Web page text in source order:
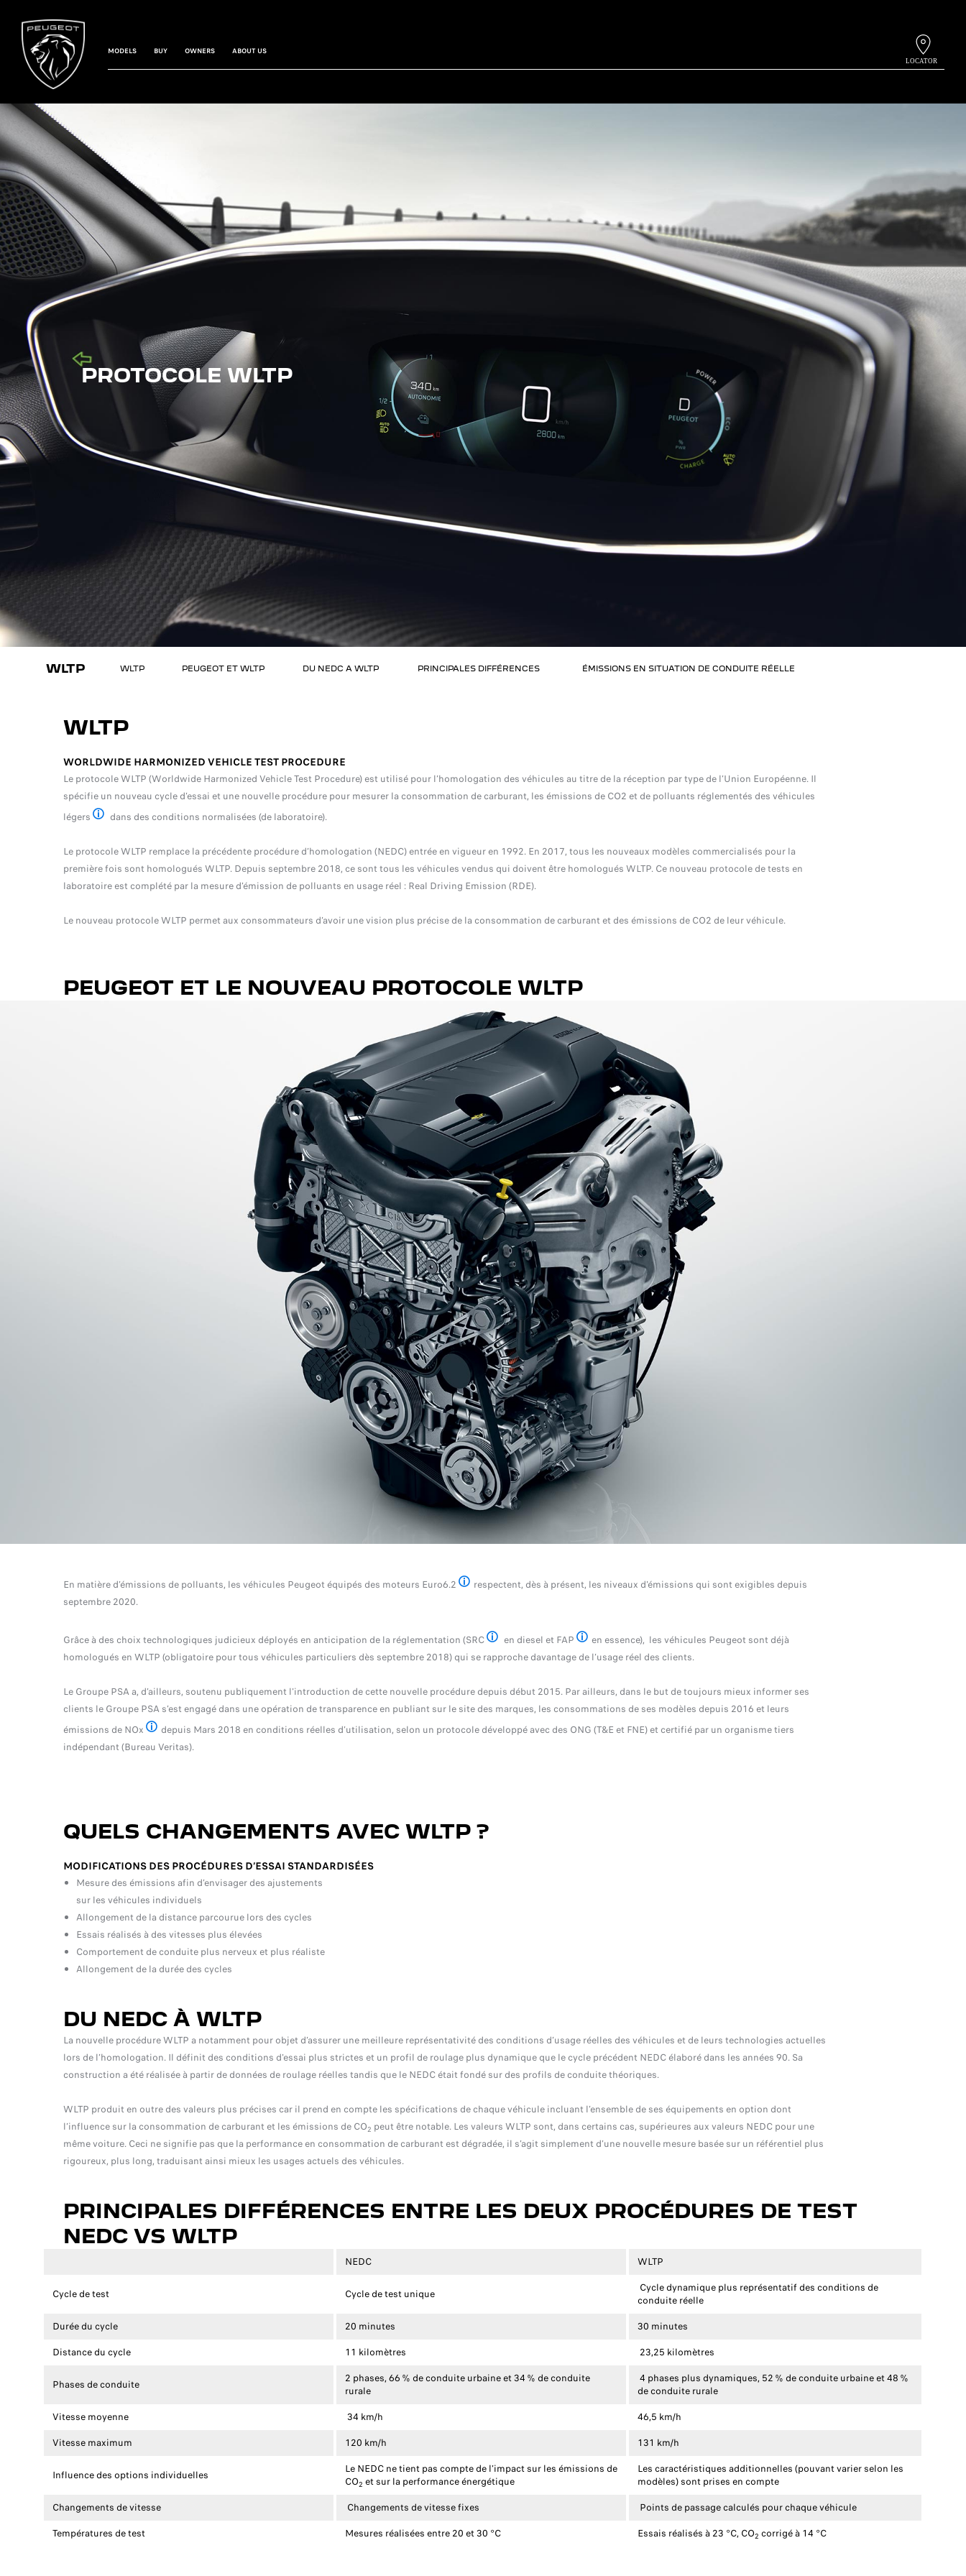
MODELS BUY OWNERS ABOUT US
PROTOCOLE WLTP
WLTP WLTP PEUGEOT ET WLTP DU NEDC A WLTP PRINCIPALES DIFFÉRENCES ÉMISSIONS EN SITUATION DE CONDUITE RÉELLE
WLTP
WORLDWIDE HARMONIZED VEHICLE TEST PROCEDURE
Le protocole WLTP (Worldwide Harmonized Vehicle Test Procedure) est utilisé pour l’homologation des véhicules au titre de la réception par type de l’Union Européenne. Il
spécifie un nouveau cycle d’essai et une nouvelle procédure pour mesurer la consommation de carburant, les émissions de CO2 et de polluants réglementés des véhicules
légers
dans des conditions normalisées (de laboratoire).
Le protocole WLTP remplace la précédente procédure d’homologation (NEDC) entrée en vigueur en 1992. En 2017, tous les nouveaux modèles commercialisés pour la
première fois sont homologués WLTP. Depuis septembre 2018, ce sont tous les véhicules vendus qui doivent être homologués WLTP. Ce nouveau protocole de tests en
laboratoire est complété par la mesure d'émission de polluants en usage réel : Real Driving Emission (RDE).
Le nouveau protocole WLTP permet aux consommateurs d’avoir une vision plus précise de la consommation de carburant et des émissions de CO2 de leur véhicule.
PEUGEOT ET LE NOUVEAU PROTOCOLE WLTP
En matière d’émissions de polluants, les véhicules Peugeot équipés des moteurs Euro6.2
respectent, dès à présent, les niveaux d'émissions qui sont exigibles depuis
septembre 2020.
Grâce à des choix technologiques judicieux déployés en anticipation de la réglementation (SRC
Selective catalytic reduction
en diesel et FAP
Filtre à particules
en essence), les véhicules Peugeot sont déjà
homologués en WLTP (obligatoire pour tous véhicules particuliers dès septembre 2018) qui se rapproche davantage de l’usage réel des clients.
Le Groupe PSA a, d’ailleurs, soutenu publiquement l'introduction de cette nouvelle procédure depuis début 2015. Par ailleurs, dans le but de toujours mieux informer ses
clients le Groupe PSA s’est engagé dans une opération de transparence en publiant sur le site des marques, les consommations de ses modèles depuis 2016 et leurs
émissions de NOx
Oxyde d'azote
depuis Mars 2018 en conditions réelles d’utilisation, selon un protocole développé avec des ONG (T&E et FNE) et certifié par un organisme tiers
indépendant (Bureau Veritas).
QUELS CHANGEMENTS AVEC WLTP ?
MODIFICATIONS DES PROCÉDURES D’ESSAI STANDARDISÉES
Mesure des émissions afin d’envisager des ajustements
sur les véhicules individuels
Allongement de la distance parcourue lors des cycles
Essais réalisés à des vitesses plus élevées
Comportement de conduite plus nerveux et plus réaliste
Allongement de la durée des cycles
DU NEDC À WLTP
La nouvelle procédure WLTP a notamment pour objet d’assurer une meilleure représentativité des conditions d’usage réelles des véhicules et de leurs technologies actuelles
lors de l’homologation. Il définit des conditions d'essai plus strictes et un profil de roulage plus dynamique que le cycle précédent NEDC élaboré dans les années 90. Sa
construction a été réalisée à partir de données de roulage réelles tandis que le NEDC était fondé sur des profils de conduite théoriques.
WLTP produit en outre des valeurs plus précises car il prend en compte les spécifications de chaque véhicule incluant l’ensemble de ses équipements en option dont
l’influence sur la consommation de carburant et les émissions de CO2 peut être notable. Les valeurs WLTP sont, dans certains cas, supérieures aux valeurs NEDC pour une
même voiture. Ceci ne signifie pas que la performance en consommation de carburant est dégradée, il s’agit simplement d’une nouvelle mesure basée sur un référentiel plus
rigoureux, plus long, traduisant ainsi mieux les usages actuels des véhicules.
PRINCIPALES DIFFÉRENCES ENTRE LES DEUX PROCÉDURES DE TEST
NEDC VS WLTP
NEDC WLTP
Cycle de test Cycle de test unique
Cycle dynamique plus représentatif des conditions de
conduite réelle
Durée du cycle
20 minutes
30 minutes
Distance du cycle
11 kilomètres 23,25 kilomètres
Phases de conduite
2 phases, 66 % de conduite urbaine et 34 % de conduite
rurale
4 phases plus dynamiques, 52 % de conduite urbaine et 48 %
de conduite rurale
Vitesse moyenne
34 km/h
46,5 km/h
Vitesse maximum
120 km/h 131 km/h
Influence des options individuelles
Le NEDC ne tient pas compte de l’impact sur les émissions de
CO2 et sur la performance énergétique
Les caractéristiques additionnelles (pouvant varier selon les
modèles) sont prises en compte
Changements de vitesse
Changements de vitesse fixes
Points de passage calculés pour chaque véhicule
Températures de test
Mesures réalisées entre 20 et 30 °C Essais réalisés à 23 °C, CO2 corrigé à 14 °C